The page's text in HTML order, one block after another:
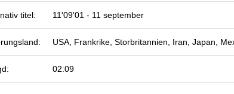
titel: 11'09'01 - 11 september
USA, Frankrike, Storbritannien, Iran, Japan,
02:09